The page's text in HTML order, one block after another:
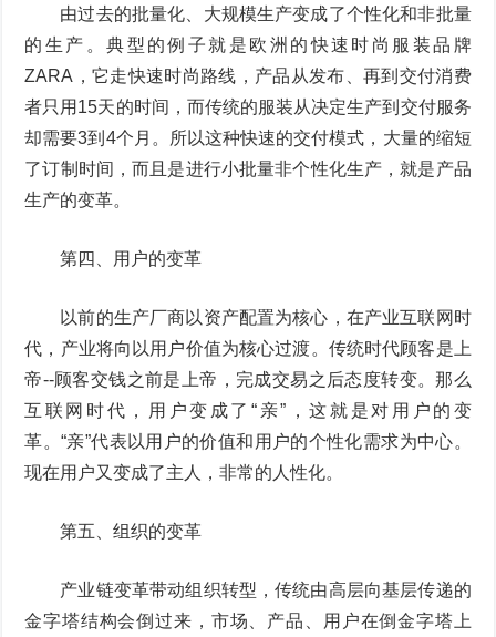
由过去的批量化、大规模生产变成了个性化和非批量
的生产。典型的例子就是欧洲的快速时尚服装品牌
ZARA，它走快速时尚路线，产品从发布、再到交付消费
者只用15天的时间，而传统的服装从决定生产到交付服务
却需要3到4个月。所以这种快速的交付模式，大量的缩短
了订制时间，而且是进行小批量非个性化生产，就是产品
生产的变革。
第四、用户的变革
以前的生产厂商以资产配置为核心，在产业互联网时
代，产业将向以用户价值为核心过渡。传统时代顾客是上
帝--顾客交钱之前是上帝，完成交易之后态度转变。那么
互联网时代，用户变成了“亲”，这就是对用户的变
革。“亲”代表以用户的价值和用户的个性化需求为中心。
现在用户又变成了主人，非常的人性化。
第五、组织的变革
产业链变革带动组织转型，传统由高层向基层传递的
金字塔结构会倒过来，市场、产品、用户在倒金字塔上